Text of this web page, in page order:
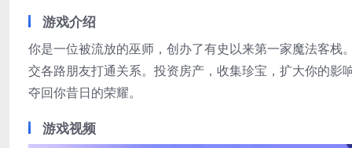
游戏介绍
你是一位被流放的巫师，创办了有史以来第一家魔法客
交各路朋友打通关系。投资房产，收集珍宝，扩大你的
夺回你昔日的荣耀。
游戏视频